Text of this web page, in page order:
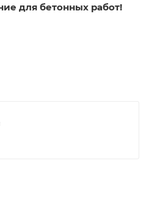
для бетонных работ!